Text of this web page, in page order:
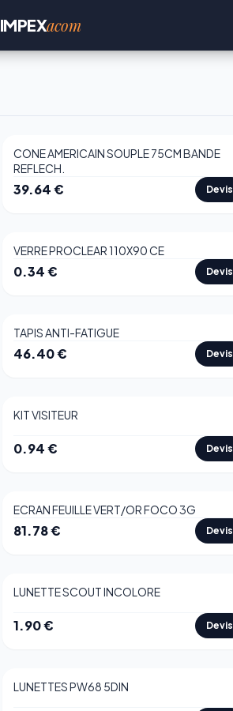
IMPEXacom
CONE AMERICAIN SOUPLE 75CM BANDE
REFLECH.
39.64€ Devis
VERRE PROCLEAR 110X90 CE
0.34€ Devis
TAPIS ANTI-FATIGUE
46.40€ Devis
KIT VISITEUR
0.94€ Devis
ECRAN FEUILLE VERT/OR FOCO 3G
81.78€ Devis
LUNETTE SCOUT INCOLORE
1.90€ Devis
LUNETTES PW68 5DIN